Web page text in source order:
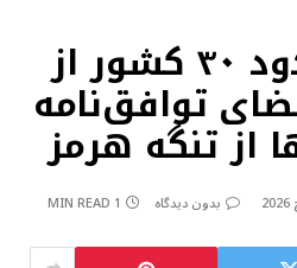
درخواست حدود ۳۰ کشور از
توافق‌نامه
از تنگه هرمز
بدون دیدگاه 1 MIN READ